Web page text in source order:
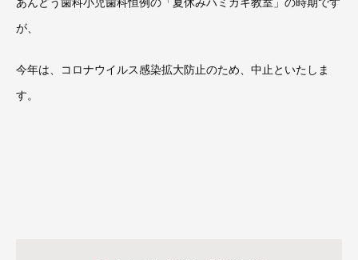
が、
今年は、コロナウイルス感染拡大防止のため、中止といたしま
す。